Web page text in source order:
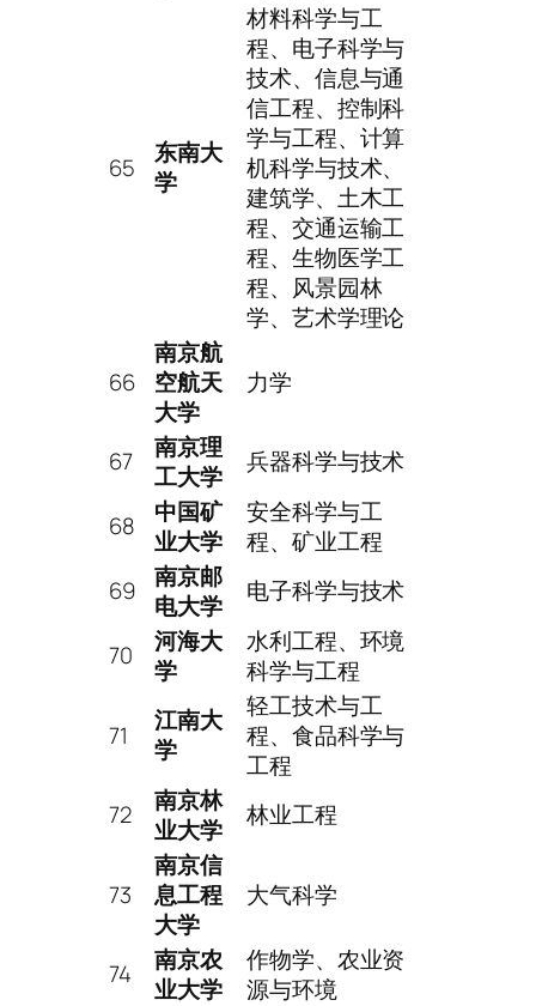
65
东南大
学
材料科学与工
程、电子科学与
技术、信息与通
信工程、控制科
学与工程、计算
机科学与技术、
建筑学、土木工
程、交通运输工
程、生物医学工
程、风景园林
学、艺术学理论
66
南京航
空航天
大学
力学
67
南京理
工大学
兵器科学与技术
68
中国矿
业大学
安全科学与工
程、矿业工程
69
南京邮
电大学
电子科学与技术
70
河海大
学
水利工程、环境
科学与工程
71
江南大
学
轻工技术与工
程、食品科学与
工程
72
南京林
业大学
林业工程
73
南京信
息工程
大学
大气科学
74
南京农
业大学
作物学、农业资
源与环境